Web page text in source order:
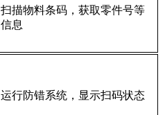
扫描物料条码，获取零件号等
信息
运行防错系统，显示扫码状态